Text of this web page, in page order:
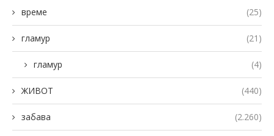
време (25)
гламур (21)
гламур (4)
ЖИВОТ (440)
забава (2.260)